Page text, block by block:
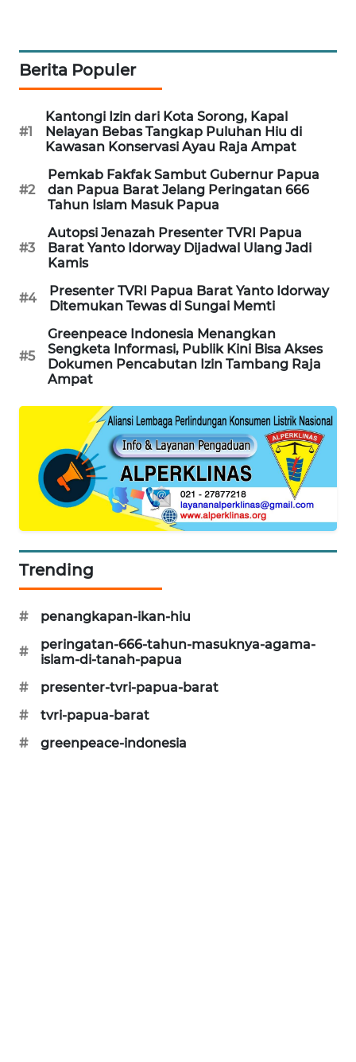
Berita Populer
#1
Kantongi Izin dari Kota Sorong, Kapal
Nelayan Bebas Tangkap Puluhan Hiu di
Kawasan Konservasi Ayau Raja Ampat
#2
Pemkab Fakfak Sambut Gubernur Papua
dan Papua Barat Jelang Peringatan 666
Tahun Islam Masuk Papua
#3
Autopsi Jenazah Presenter TVRI Papua
Barat Yanto Idorway Dijadwal Ulang Jadi
Kamis
#4
Presenter TVRI Papua Barat Yanto Idorway
Ditemukan Tewas di Sungai Memti
#5
Greenpeace Indonesia Menangkan
Sengketa Informasi, Publik Kini Bisa Akses
Dokumen Pencabutan Izin Tambang Raja
Ampat
Trending
# penangkapan-ikan-hiu
#
peringatan-666-tahun-masuknya-agama-
islam-di-tanah-papua
#
presenter-tvri-papua-barat
#
tvri-papua-barat
#
greenpeace-indonesia
NEWS
MARITIM
NEWS
NEWS
ID
ENERGI
NEWS
BERKAT
NEWS
NEWS
ANUGERAH
NEWS
ID
PERAPKI
NEWS
SONYA